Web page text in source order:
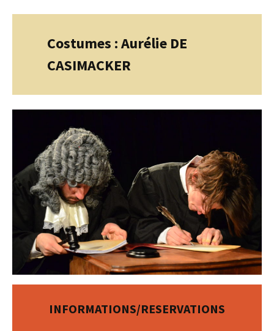
Costumes : Aurélie DE
CASIMACKER
INFORMATIONS/RESERVATIONS